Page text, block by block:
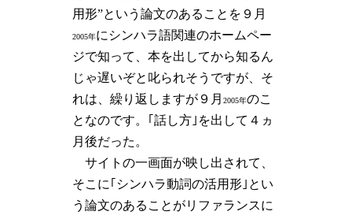
用形”という論文のあることを９月
2005年にシンハラ語関連のホームペー
ジで知って、本を出してから知るん
じゃ遅いぞと叱られそうですが、そ
れは、繰り返しますが９月 2005年のこ
となのです。｢話し方｣を出して４ヵ
月後だった。
サイトの一画面が映し出されて、
そこに｢シンハラ動詞の活用形｣とい
う論文のあることがリファランスに